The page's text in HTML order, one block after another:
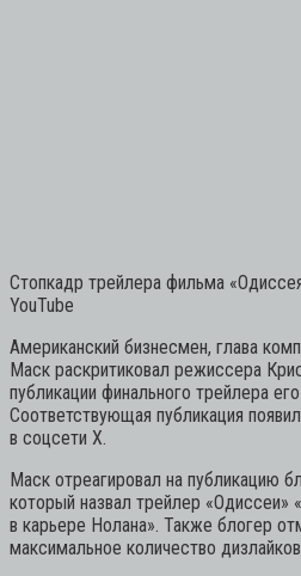
Стопкадр трейлера фильма
YouTube
Американский бизнесмен, глава
Маск раскритиковал режиссера
публикации финального трейлера
Соответствующая публикация
в соцсети X.
Маск отреагировал на публикацию
который назвал трейлер
в карьере Нолана». Также блогер
максимальное количество